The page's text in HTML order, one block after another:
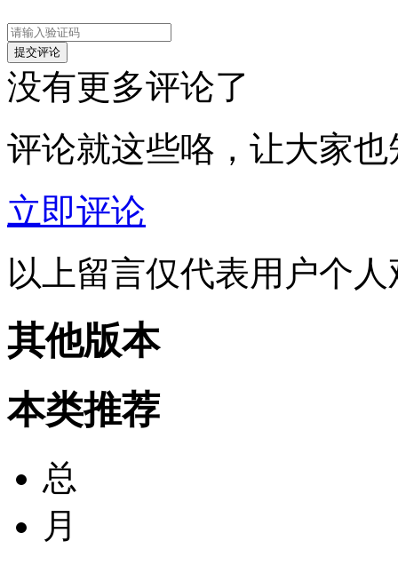
没有更多评论了
评论就这些咯，让大家
立即评论
以上留言仅代表用户个
其他版本
本类推荐
总
月